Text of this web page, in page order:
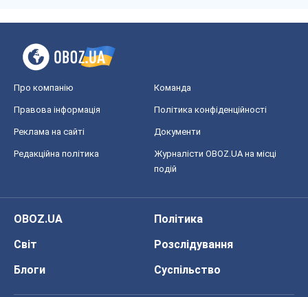
Про компанію Команда
Правова інформація Політика конфіденційності
Реклама на сайті Документи
Редакційна політика
Журналісти OBOZ.UA на місці
подій
OBOZ.UA
Політика
Світ
Розслідування
Блоги
Суспільство